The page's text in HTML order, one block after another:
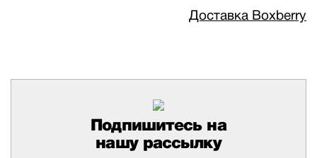
Доставка Boxberry
Подпишитесь на
нашу рассылку